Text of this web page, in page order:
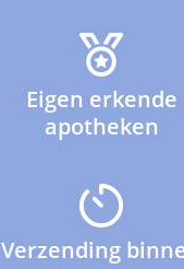
Eigen erkende
apotheken
Verzending